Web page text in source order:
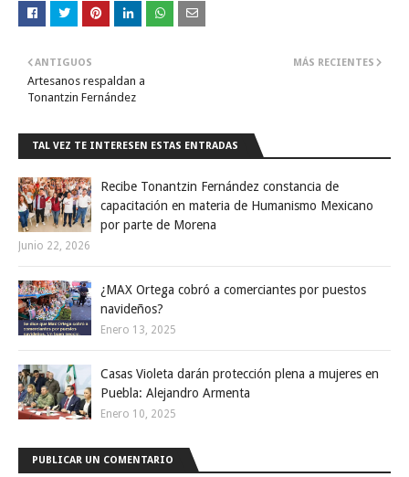
MÁS RECIENTES
ANTIGUOS
Artesanos respaldan a
Tonantzin Fernández
TAL VEZ TE INTERESEN ESTAS ENTRADAS
Recibe Tonantzin Fernández constancia de
capacitación en materia de Humanismo Mexicano
por parte de Morena
Junio 22, 2026
¿MAX Ortega cobró a comerciantes por puestos
navideños?
Enero 13, 2025
Casas Violeta darán protección plena a mujeres en
Puebla: Alejandro Armenta
Enero 10, 2025
PUBLICAR UN COMENTARIO